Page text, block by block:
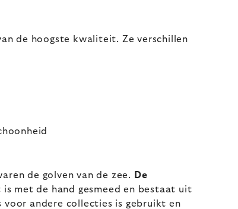
de hoogste kwaliteit. Ze verschillen
de golven van de zee.
De
is met de hand gesmeed en bestaat uit
voor andere collecties is gebruikt en